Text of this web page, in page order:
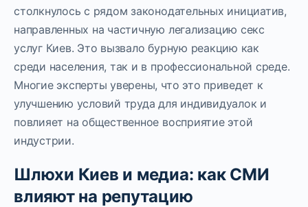
столкнулось с рядом законодательных инициатив,
направленных на частичную легализацию секс
услуг Киев. Это вызвало бурную реакцию как
среди населения, так и в профессиональной среде.
Многие эксперты уверены, что это приведет к
улучшению условий труда для индивидуалок и
повлияет на общественное восприятие этой
индустрии.
Шлюхи Киев и медиа: как СМИ
влияют на репутацию